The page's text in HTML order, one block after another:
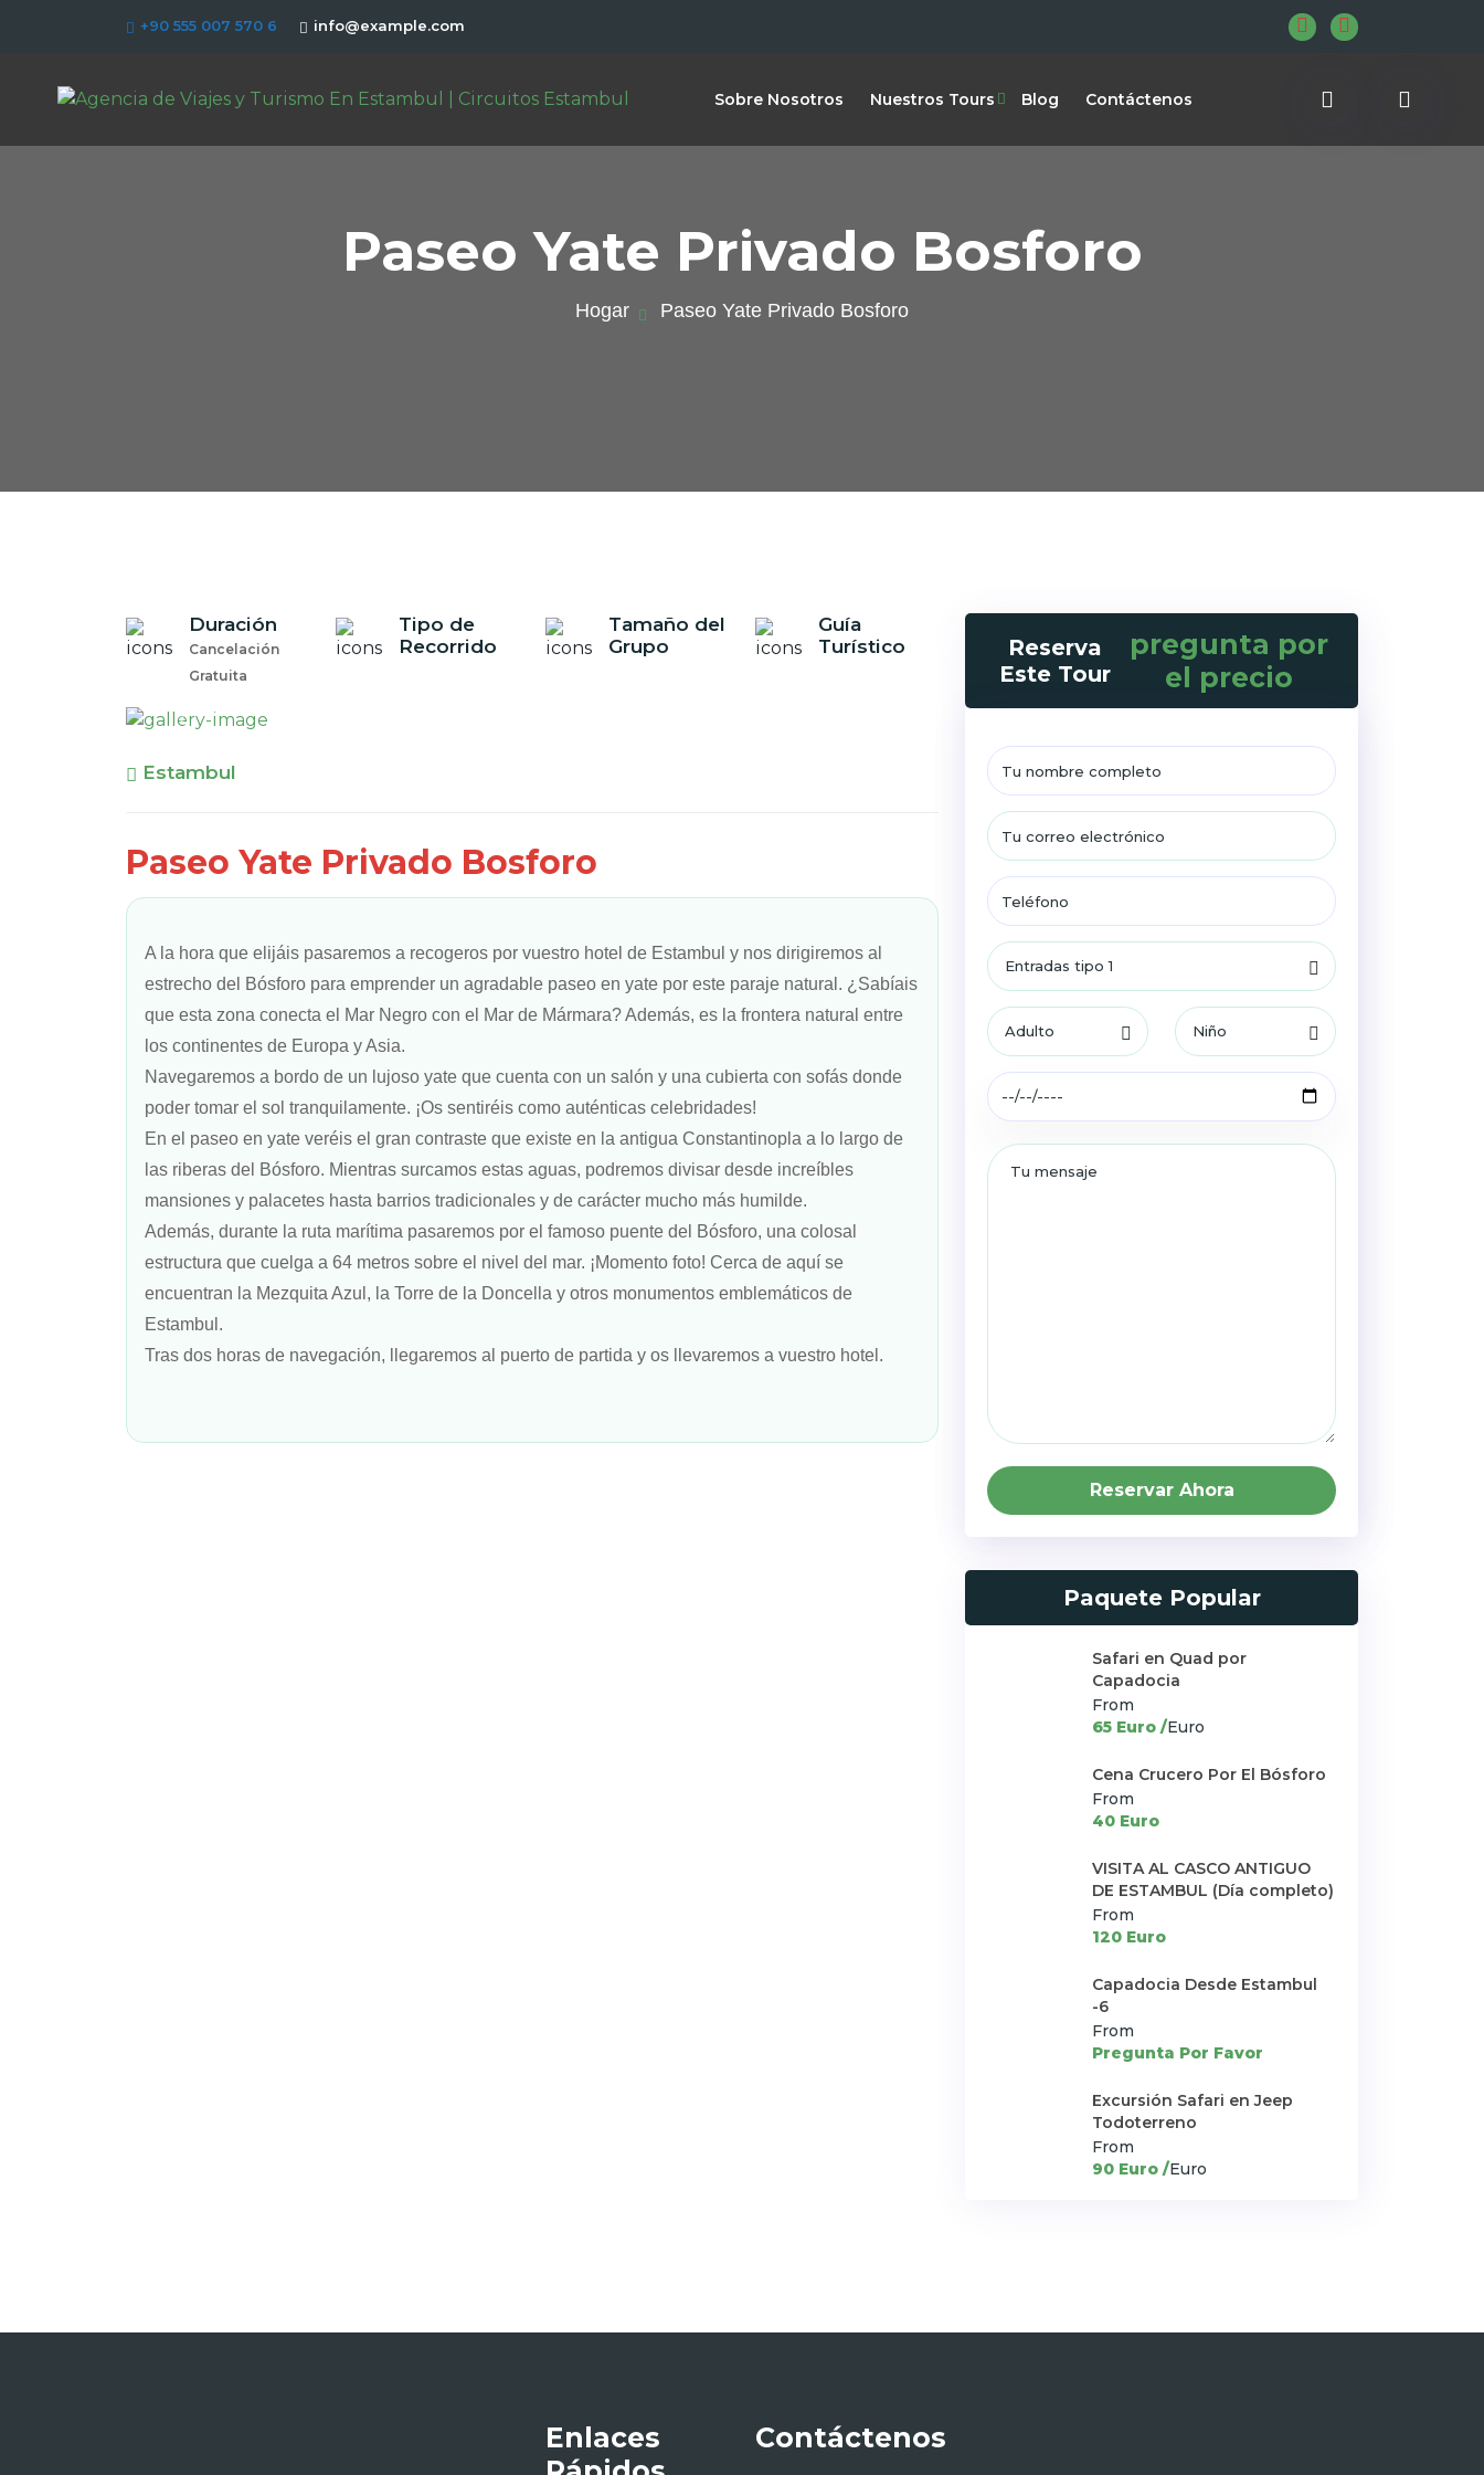
+90 555 007 570 6 info@example.com
Sobre Nosotros Nuestros Tours Blog Contáctenos
Paseo Yate Privado Bosforo
Hogar Paseo Yate Privado Bosforo
Duración
Cancelación
Gratuita
Tipo de
Recorrido
Tamaño del
Grupo
Guía
Turístico
Previous
Estambul
Paseo Yate Privado Bosforo
A la hora que elijáis pasaremos a recogeros por vuestro hotel de Estambul y nos dirigiremos al
estrecho del Bósforo para emprender un agradable paseo en yate por este paraje natural. ¿Sabíais
que esta zona conecta el Mar Negro con el Mar de Mármara? Además, es la frontera natural entre
los continentes de Europa y Asia.
Navegaremos a bordo de un lujoso yate que cuenta con un salón y una cubierta con sofás donde
poder tomar el sol tranquilamente. ¡Os sentiréis como auténticas celebridades!
En el paseo en yate veréis el gran contraste que existe en la antigua Constantinopla a lo largo de
las riberas del Bósforo. Mientras surcamos estas aguas, podremos divisar desde increíbles
mansiones y palacetes hasta barrios tradicionales y de carácter mucho más humilde.
Además, durante la ruta marítima pasaremos por el famoso puente del Bósforo, una colosal
estructura que cuelga a 64 metros sobre el nivel del mar. ¡Momento foto! Cerca de aquí se
encuentran la Mezquita Azul, la Torre de la Doncella y otros monumentos emblemáticos de
Estambul.
Tras dos horas de navegación, llegaremos al puerto de partida y os llevaremos a vuestro hotel.
Reserva
Este Tour
pregunta por
el precio
Reservar Ahora
Paquete Popular
Safari en Quad por
Capadocia
From
65 Euro /Euro
Cena Crucero Por El Bósforo
From
40 Euro
VISITA AL CASCO ANTIGUO
DE ESTAMBUL (Día completo)
From
120 Euro
Capadocia Desde Estambul
-6
From
Pregunta Por Favor
Excursión Safari en Jeep
Todoterreno
From
90 Euro /Euro
Enlaces
Contáctenos